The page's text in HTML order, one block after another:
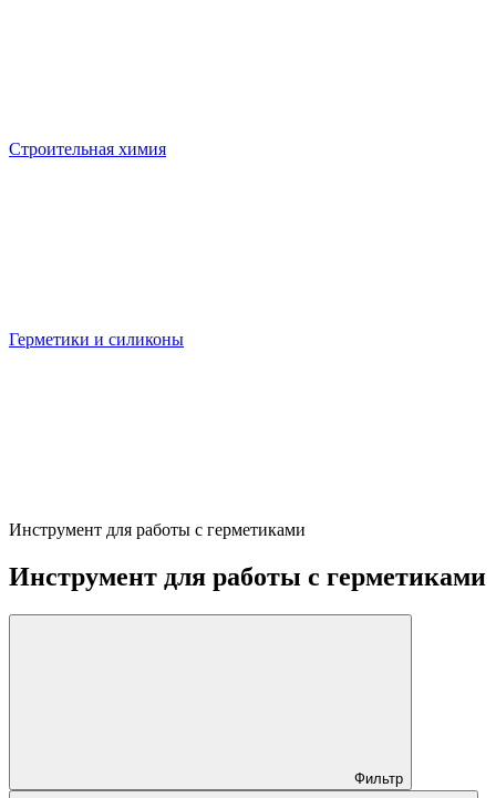
Строительная химия
Герметики и силиконы
Инструмент для работы с герметиками
Инструмент для работы с герметиками
Фильтр